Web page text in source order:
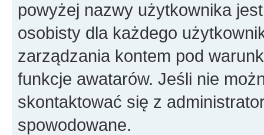
powyżej nazwy użytkownika
osobisty dla każdego
zarządzania kontem pod
funkcje awatarów. Jeśli nie
skontaktować się z
spowodowane.